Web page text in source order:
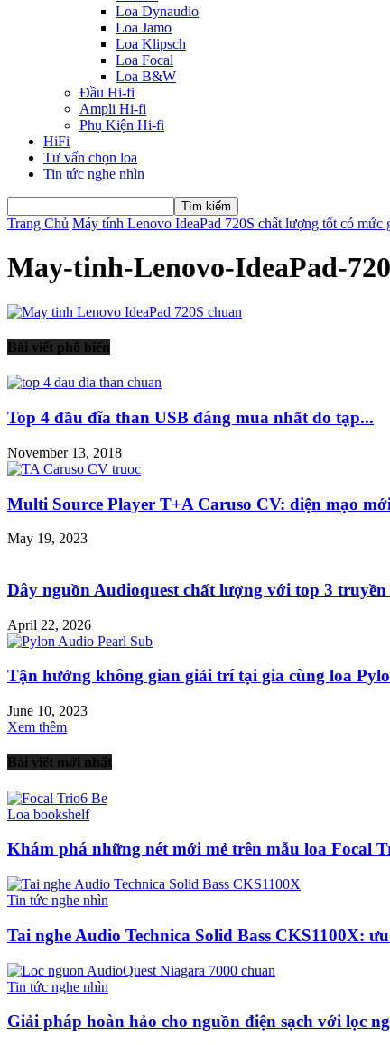
Loa Dynaudio
Loa Jamo
Loa Klipsch
Loa Focal
Loa B&W
Đầu Hi-fi
Ampli Hi-fi
Phụ Kiện Hi-fi
HiFi
Tư vấn chọn loa
Tin tức nghe nhìn
Trang Chủ Máy tính Lenovo IdeaPad 720S chất lượng tốt có mức
May-tinh-Lenovo-IdeaPad-
Bài viết phổ biến
Top 4 đầu đĩa than USB đáng mua nhất do tạp...
November 13, 2018
Multi Source Player T+A Caruso CV: diện mạo
May 19, 2023
Dây nguồn Audioquest chất lượng với top 3
April 22, 2026
Tận hưởng không gian giải trí tại gia cùng loa
June 10, 2023
Xem thêm
Bài viết mới nhất
Loa bookshelf
Khám phá những nét mới mẻ trên mẫu loa Focal
Tin tức nghe nhìn
Tai nghe Audio Technica Solid Bass CKS1100X:
Tin tức nghe nhìn
Giải pháp hoàn hảo cho nguồn điện sạch với lọc